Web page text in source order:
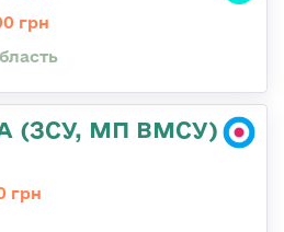
грн
(ЗСУ, МП ВМСУ)
грн